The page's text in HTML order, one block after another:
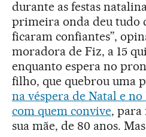
durante as festas
primeira onda deu tudo
ficaram confiantes”,
moradora de Fiz, a 15
enquanto espera no
filho, que quebrou uma
na véspera de Natal e
com quem convive, para
sua mãe, de 80 anos.